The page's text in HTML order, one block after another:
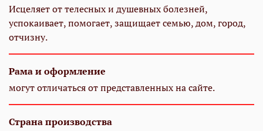
Исцеляет от телесных и душевных болезней,
успокаивает, помогает, защищает семью, дом, город,
отчизну.
Рама и оформление
могут отличаться от представленных на сайте.
Страна производства